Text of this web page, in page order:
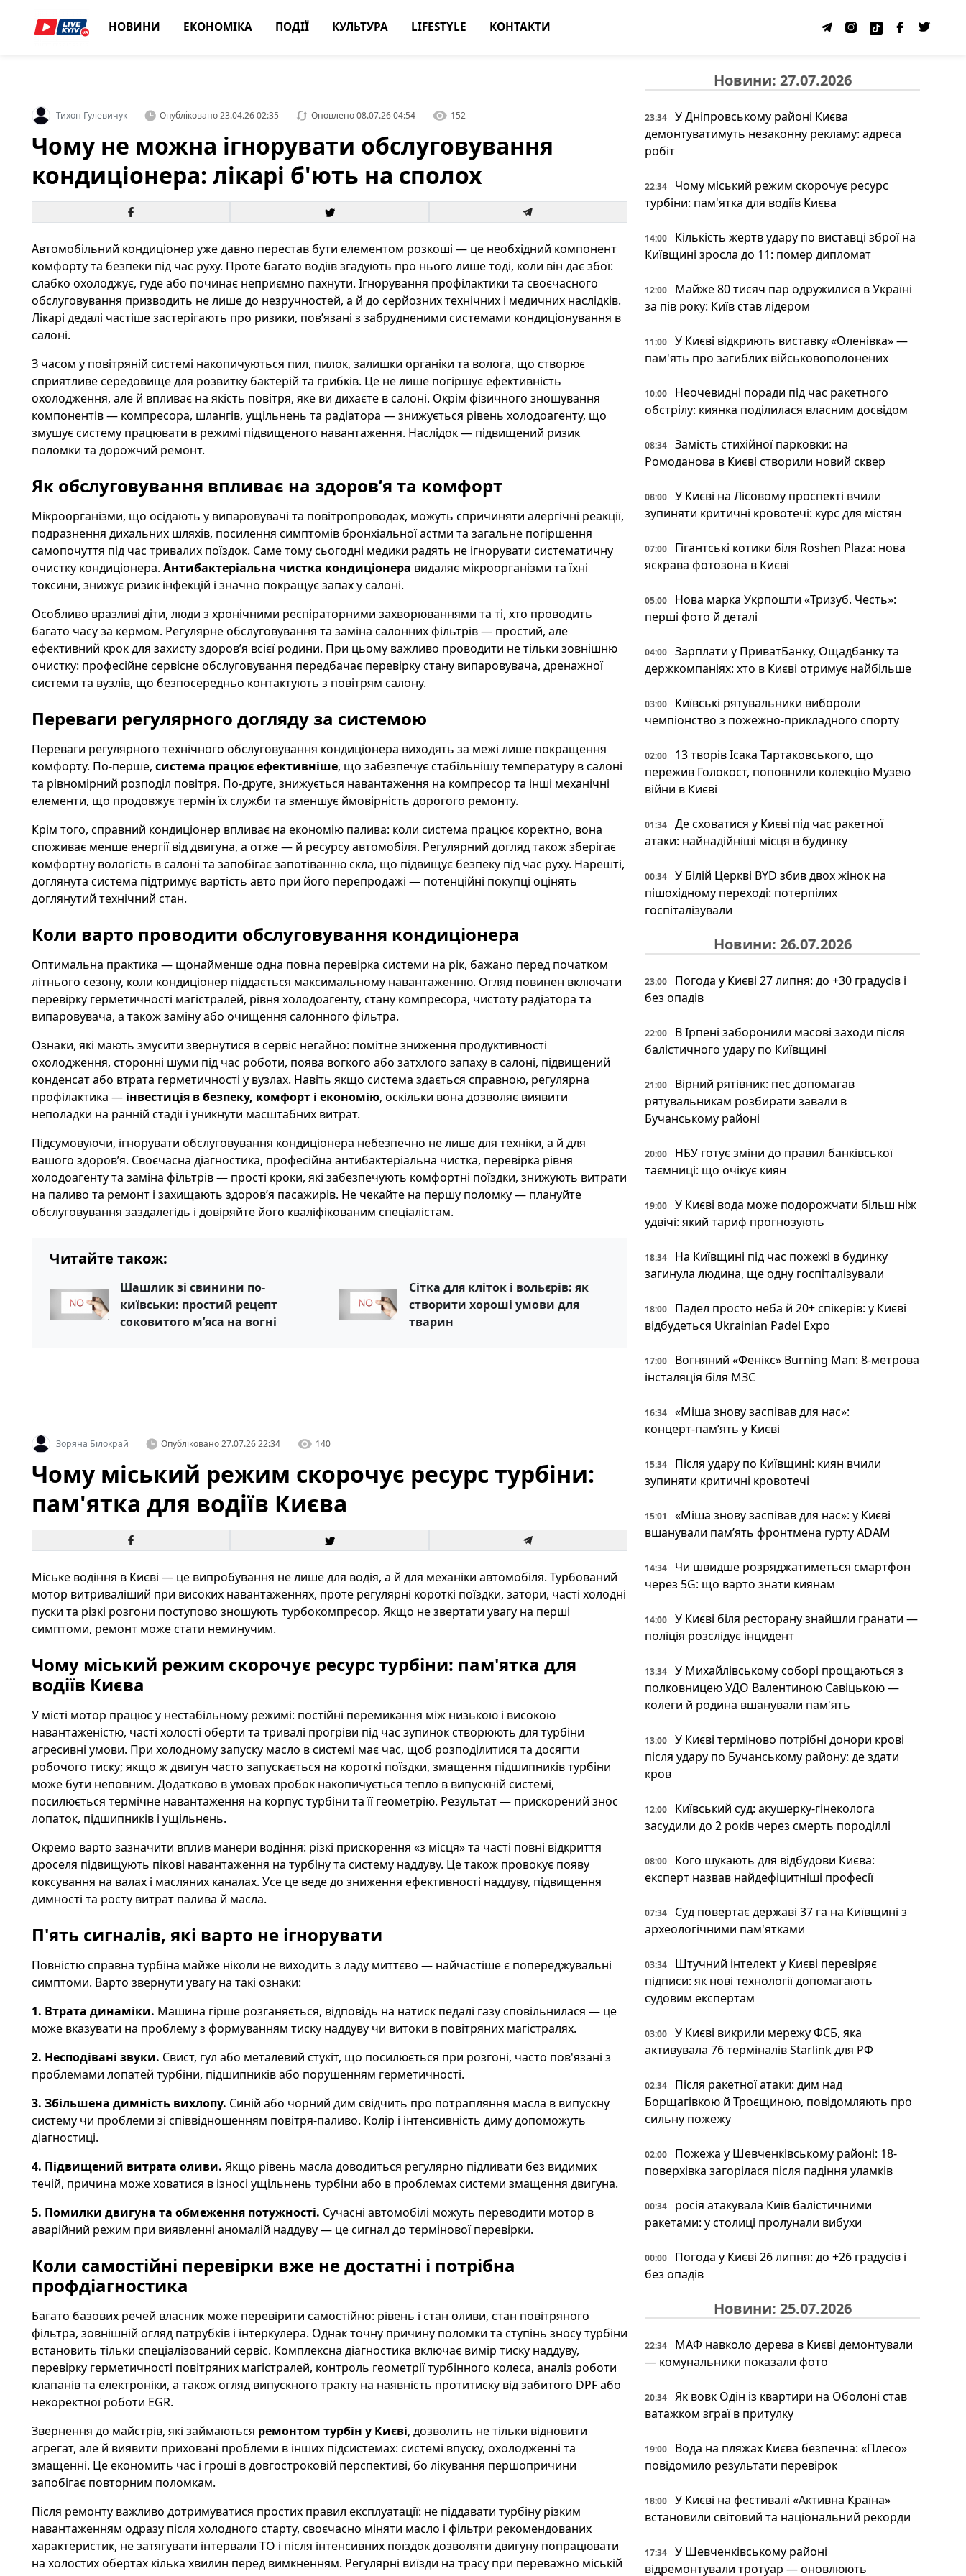
НОВИНИ ЕКОНОМІКА ПОДІЇ КУЛЬТУРА LIFESTYLE КОНТАКТИ
Тихон Гулевичук Опубліковано23.04.26 02:35 Оновлено08.07.26 04:54 152
Чому не можна ігнорувати обслуговування
кондиціонера: лікарі б'ють на сполох
Автомобільний кондиціонер уже давно перестав бути елементом розкоші — це необхідний компонент
комфорту та безпеки під час руху. Проте багато водіїв згадують про нього лише тоді, коли він дає збої:
слабко охолоджує, гуде або починає неприємно пахнути. Ігнорування профілактики та своєчасного
обслуговування призводить не лише до незручностей, а й до серйозних технічних і медичних наслідків.
Лікарі дедалі частіше застерігають про ризики, пов’язані з забрудненими системами кондиціонування в
салоні.
З часом у повітряній системі накопичуються пил, пилок, залишки органіки та волога, що створює
сприятливе середовище для розвитку бактерій та грибків. Це не лише погіршує ефективність
охолодження, але й впливає на якість повітря, яке ви дихаєте в салоні. Окрім фізичного зношування
компонентів — компресора, шлангів, ущільнень та радіатора — знижується рівень холодоагенту, що
змушує систему працювати в режимі підвищеного навантаження. Наслідок — підвищений ризик
поломки та дорожчий ремонт.
Як обслуговування впливає на здоров’я та комфорт
Мікроорганізми, що осідають у випаровувачі та повітропроводах, можуть спричиняти алергічні реакції,
подразнення дихальних шляхів, посилення симптомів бронхіальної астми та загальне погіршення
самопочуття під час тривалих поїздок. Саме тому сьогодні медики радять не ігнорувати систематичну
очистку кондиціонера. Антибактеріальна чистка кондиціонера видаляє мікроорганізми та їхні
токсини, знижує ризик інфекцій і значно покращує запах у салоні.
Особливо вразливі діти, люди з хронічними респіраторними захворюваннями та ті, хто проводить
багато часу за кермом. Регулярне обслуговування та заміна салонних фільтрів — простий, але
ефективний крок для захисту здоров’я всієї родини. При цьому важливо проводити не тільки зовнішню
очистку: професійне сервісне обслуговування передбачає перевірку стану випаровувача, дренажної
системи та вузлів, що безпосередньо контактують з повітрям салону.
Переваги регулярного догляду за системою
Переваги регулярного технічного обслуговування кондиціонера виходять за межі лише покращення
комфорту. По-перше, система працює ефективніше, що забезпечує стабільнішу температуру в салоні
та рівномірний розподіл повітря. По-друге, знижується навантаження на компресор та інші механічні
елементи, що продовжує термін їх служби та зменшує ймовірність дорогого ремонту.
Крім того, справний кондиціонер впливає на економію палива: коли система працює коректно, вона
споживає менше енергії від двигуна, а отже — й ресурсу автомобіля. Регулярний догляд також зберігає
комфортну вологість в салоні та запобігає запотіванню скла, що підвищує безпеку під час руху. Нарешті,
доглянута система підтримує вартість авто при його перепродажі — потенційні покупці оцінять
доглянутий технічний стан.
Коли варто проводити обслуговування кондиціонера
Оптимальна практика — щонайменше одна повна перевірка системи на рік, бажано перед початком
літнього сезону, коли кондиціонер піддається максимальному навантаженню. Огляд повинен включати
перевірку герметичності магістралей, рівня холодоагенту, стану компресора, чистоту радіатора та
випаровувача, а також заміну або очищення салонного фільтра.
Ознаки, які мають змусити звернутися в сервіс негайно: помітне зниження продуктивності
охолодження, сторонні шуми під час роботи, поява вогкого або затхлого запаху в салоні, підвищений
конденсат або втрата герметичності у вузлах. Навіть якщо система здається справною, регулярна
профілактика — інвестиція в безпеку, комфорт і економію, оскільки вона дозволяє виявити
неполадки на ранній стадії і уникнути масштабних витрат.
Підсумовуючи, ігнорувати обслуговування кондиціонера небезпечно не лише для техніки, а й для
вашого здоров’я. Своєчасна діагностика, професійна антибактеріальна чистка, перевірка рівня
холодоагенту та заміна фільтрів — прості кроки, які забезпечують комфортні поїздки, знижують витрати
на паливо та ремонт і захищають здоров’я пасажирів. Не чекайте на першу поломку — плануйте
обслуговування заздалегідь і довіряйте його кваліфікованим спеціалістам.
Читайте також:
Шашлик зі свинини по-
київськи: простий рецепт
соковитого м’яса на вогні
Сітка для кліток і вольєрів: як
створити хороші умови для
тварин
Зоряна Білокрай Опубліковано27.07.26 22:34 140
Чому міський режим скорочує ресурс турбіни:
пам'ятка для водіїв Києва
Міське водіння в Києві — це випробування не лише для водія, а й для механіки автомобіля. Турбований
мотор витриваліший при високих навантаженнях, проте регулярні короткі поїздки, затори, часті холодні
пуски та різкі розгони поступово зношують турбокомпресор. Якщо не звертати увагу на перші
симптоми, ремонт може стати неминучим.
Чому міський режим скорочує ресурс турбіни: пам'ятка для
водіїв Києва
У місті мотор працює у нестабільному режимі: постійні перемикання між низькою і високою
навантаженістю, часті холості оберти та тривалі прогріви під час зупинок створюють для турбіни
агресивні умови. При холодному запуску масло в системі має час, щоб розподілитися та досягти
робочого тиску; якщо ж двигун часто запускається на короткі поїздки, змащення підшипників турбіни
може бути неповним. Додатково в умовах пробок накопичується тепло в випускній системі,
посилюється термічне навантаження на корпус турбіни та її геометрію. Результат — прискорений знос
лопаток, підшипників і ущільнень.
Окремо варто зазначити вплив манери водіння: різкі прискорення «з місця» та часті повні відкриття
дроселя підвищують пікові навантаження на турбіну та систему наддуву. Це також провокує появу
коксування на валах і масляних каналах. Усе це веде до зниження ефективності наддуву, підвищення
димності та росту витрат палива й масла.
П'ять сигналів, які варто не ігнорувати
Повністю справна турбіна майже ніколи не виходить з ладу миттєво — найчастіше є попереджувальні
симптоми. Варто звернути увагу на такі ознаки:
1. Втрата динаміки. Машина гірше розганяється, відповідь на натиск педалі газу сповільнилася — це
може вказувати на проблему з формуванням тиску наддуву чи витоки в повітряних магістралях.
2. Несподівані звуки. Свист, гул або металевий стукіт, що посилюється при розгоні, часто пов'язані з
проблемами лопатей турбіни, підшипників або порушенням герметичності.
3. Збільшена димність вихлопу. Синій або чорний дим свідчить про потрапляння масла в випускну
систему чи проблеми зі співвідношенням повітря-паливо. Колір і інтенсивність диму допоможуть
діагностиці.
4. Підвищений витрата оливи. Якщо рівень масла доводиться регулярно підливати без видимих
течій, причина може ховатися в ізносі ущільнень турбіни або в проблемах системи змащення двигуна.
5. Помилки двигуна та обмеження потужності. Сучасні автомобілі можуть переводити мотор в
аварійний режим при виявленні аномалій наддуву — це сигнал до термінової перевірки.
Коли самостійні перевірки вже не достатні і потрібна
профдіагностика
Багато базових речей власник може перевірити самостійно: рівень і стан оливи, стан повітряного
фільтра, зовнішній огляд патрубків і інтеркулера. Однак точну причину поломки та ступінь зносу турбіни
встановить тільки спеціалізований сервіс. Комплексна діагностика включає вимір тиску наддуву,
перевірку герметичності повітряних магістралей, контроль геометрії турбінного колеса, аналіз роботи
клапанів та електроніки, а також огляд випускного тракту на наявність протитиску від забитого DPF або
некоректної роботи EGR.
Звернення до майстрів, які займаються ремонтом турбін у Києві, дозволить не тільки відновити
агрегат, але й виявити приховані проблеми в інших підсистемах: системі впуску, охолодженні та
змащенні. Це економить час і гроші в довгостроковій перспективі, бо лікування першопричини
запобігає повторним поломкам.
Після ремонту важливо дотримуватися простих правил експлуатації: не піддавати турбіну різким
навантаженням одразу після холодного старту, своєчасно міняти масло і фільтри рекомендованих
характеристик, не затягувати інтервали ТО і після інтенсивних поїздок дозволяти двигуну попрацювати
на холостих обертах кілька хвилин перед вимкненням. Регулярні виїзди на трасу при переважно міській
Новини: 27.07.2026
23:34
У Дніпровському районі Києва
демонтуватимуть незаконну рекламу: адреса
робіт
22:34
Чому міський режим скорочує ресурс
турбіни: пам'ятка для водіїв Києва
14:00
Кількість жертв удару по виставці зброї на
Київщині зросла до 11: помер дипломат
12:00
Майже 80 тисяч пар одружилися в Україні
за пів року: Київ став лідером
11:00
У Києві відкриють виставку «Оленівка» —
пам'ять про загиблих військовополонених
10:00
Неочевидні поради під час ракетного
обстрілу: киянка поділилася власним досвідом
08:34
Замість стихійної парковки: на
Ромоданова в Києві створили новий сквер
08:00
У Києві на Лісовому проспекті вчили
зупиняти критичні кровотечі: курс для містян
07:00
Гігантські котики біля Roshen Plaza: нова
яскрава фотозона в Києві
05:00
Нова марка Укрпошти «Тризуб. Честь»:
перші фото й деталі
04:00
Зарплати у ПриватБанку, Ощадбанку та
держкомпаніях: хто в Києві отримує найбільше
03:00
Київські рятувальники вибороли
чемпіонство з пожежно-прикладного спорту
02:00
13 творів Ісака Тартаковського, що
пережив Голокост, поповнили колекцію Музею
війни в Києві
01:34
Де сховатися у Києві під час ракетної
атаки: найнадійніші місця в будинку
00:34
У Білій Церкві BYD збив двох жінок на
пішохідному переході: потерпілих
госпіталізували
Новини: 26.07.2026
23:00
Погода у Києві 27 липня: до +30 градусів і
без опадів
22:00
В Ірпені заборонили масові заходи після
балістичного удару по Київщині
21:00
Вірний рятівник: пес допомагав
рятувальникам розбирати завали в
Бучанському районі
20:00
НБУ готує зміни до правил банківської
таємниці: що очікує киян
19:00
У Києві вода може подорожчати більш ніж
удвічі: який тариф прогнозують
18:34
На Київщині під час пожежі в будинку
загинула людина, ще одну госпіталізували
18:00
Падел просто неба й 20+ спікерів: у Києві
відбудеться Ukrainian Padel Expo
17:00
Вогняний «Фенікс» Burning Man: 8-метрова
інсталяція біля МЗС
16:34
«Міша знову заспівав для нас»:
концерт‑пам’ять у Києві
15:34
Після удару по Київщині: киян вчили
зупиняти критичні кровотечі
15:01
«Міша знову заспівав для нас»: у Києві
вшанували пам’ять фронтмена гурту ADAM
14:34
Чи швидше розряджатиметься смартфон
через 5G: що варто знати киянам
14:00
У Києві біля ресторану знайшли гранати —
поліція розслідує інцидент
13:34
У Михайлівському соборі прощаються з
полковницею УДО Валентиною Савіцькою —
колеги й родина вшанували пам'ять
13:00
У Києві терміново потрібні донори крові
після удару по Бучанському району: де здати
кров
12:00
Київський суд: акушерку-гінеколога
засудили до 2 років через смерть породіллі
08:00
Кого шукають для відбудови Києва:
експерт назвав найдефіцитніші професії
07:34
Суд повертає державі 37 га на Київщині з
археологічними пам'ятками
03:34
Штучний інтелект у Києві перевіряє
підписи: як нові технології допомагають
судовим експертам
03:00
У Києві викрили мережу ФСБ, яка
активувала 76 терміналів Starlink для РФ
02:34
Після ракетної атаки: дим над
Борщагівкою й Троєщиною, повідомляють про
сильну пожежу
02:00
Пожежа у Шевченківському районі: 18-
поверхівка загорілася після падіння уламків
00:34
росія атакувала Київ балістичними
ракетами: у столиці пролунали вибухи
00:00
Погода у Києві 26 липня: до +26 градусів і
без опадів
Новини: 25.07.2026
22:34
МАФ навколо дерева в Києві демонтували
— комунальники показали фото
20:34
Як вовк Одін із квартири на Оболоні став
ватажком зграї в притулку
19:00
Вода на пляжах Києва безпечна: «Плесо»
повідомило результати перевірок
18:00
У Києві на фестивалі «Активна Країна»
встановили світовий та національний рекорди
17:34
У Шевченківському районі
відремонтували тротуар — оновлюють